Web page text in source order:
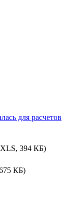
для расчетов
394 КБ)
КБ)